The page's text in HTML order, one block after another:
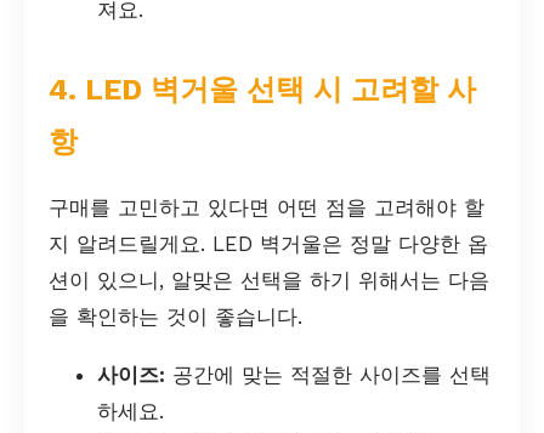
져요.
4. LED 벽거울 선택 시 고려할 사
항
구매를 고민하고 있다면 어떤 점을 고려해야 할
지 알려드릴게요. LED 벽거울은 정말 다양한 옵
션이 있으니, 알맞은 선택을 하기 위해서는 다음
을 확인하는 것이 좋습니다.
사이즈: 공간에 맞는 적절한 사이즈를 선택
하세요.